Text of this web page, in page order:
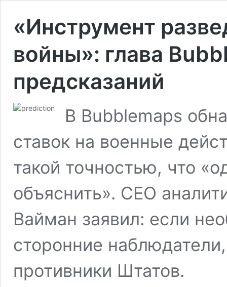
«Инструмент
войны»: глава
предсказаний
В Bubblemaps
ставок на военные
такой точностью, что
объяснить». CEO
Вайман заявил: если
сторонние
противники Штатов.